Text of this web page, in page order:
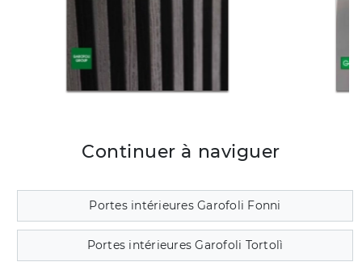
Continuer à naviguer
Portes intérieures Garofoli Fonni
Portes intérieures Garofoli Tortolì